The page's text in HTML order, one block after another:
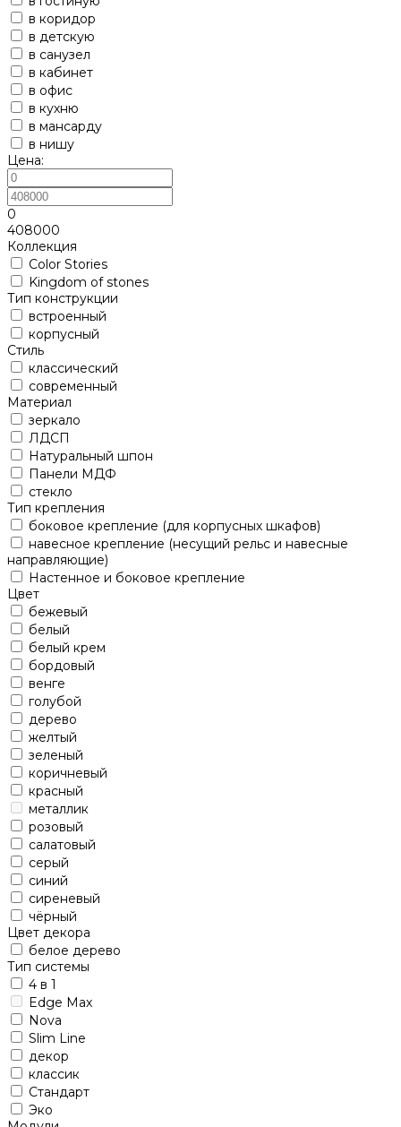
в коридор
в детскую
в санузел
в кабинет
в офис
в кухню
в мансарду
в нишу
Цена:
0
408000
Коллекция
Color Stories
Kingdom of stones
Тип конструкции
встроенный
корпусный
Стиль
классический
современный
Материал
зеркало
ЛДСП
Натуральный шпон
Панели МДФ
стекло
Тип крепления
боковое крепление (для корпусных шкафов)
навесное крепление (несущий рельс и навесные
направляющие)
Настенное и боковое крепление
Цвет
бежевый
белый
белый крем
бордовый
венге
голубой
дерево
желтый
зеленый
коричневый
красный
металлик
розовый
салатовый
серый
синий
сиреневый
чёрный
Цвет декора
белое дерево
Тип системы
4 в 1
Edge Max
Nova
Slim Line
декор
классик
Стандарт
Эко